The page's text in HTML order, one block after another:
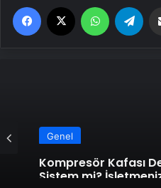
Facebook WhatsApp
Genel
Kompresör Kafası
Sistem mi?